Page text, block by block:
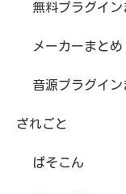
無料プラグイン
メーカーまとめ
音源プラグイン
ざれごと
ぱそこん